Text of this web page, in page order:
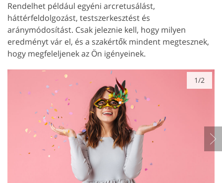
Rendelhet például egyéni arcretusálást,
háttérfeldolgozást, testszerkesztést és
aránymódosítást. Csak jeleznie kell, hogy milyen
eredményt vár el, és a szakértők mindent megtesznek,
hogy megfeleljenek az Ön igényeinek.
1/2